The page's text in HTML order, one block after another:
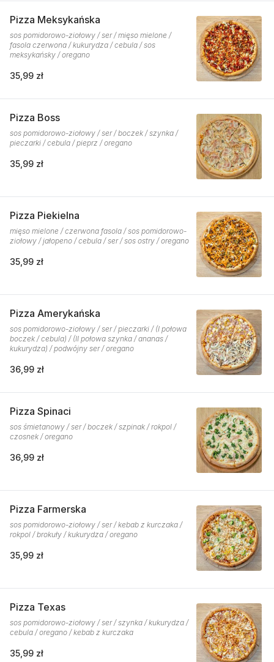
Pizza Meksykańska
sos pomidorowo-ziołowy / ser / mięso mielone /
fasola czerwona / kukurydza / cebula / sos
meksykańsky / oregano
35,99 zł
Pizza Boss
sos pomidorowo-ziołowy / ser / boczek / szynka /
pieczarki / cebula / pieprz / oregano
35,99 zł
Pizza Piekielna
mięso mielone / czerwona fasola / sos pomidorowo-
ziołowy / jałopeno / cebula / ser / sos ostry / oregano
35,99 zł
Pizza Amerykańska
sos pomidorowo-ziołowy / ser / pieczarki / (I połowa
boczek / cebula) / (II połowa szynka / ananas /
kukurydza) / podwójny ser / oregano
36,99 zł
Pizza Spinaci
sos śmietanowy / ser / boczek / szpinak / rokpol /
czosnek / oregano
36,99 zł
Pizza Farmerska
sos pomidorowo-ziołowy / ser / kebab z kurczaka /
rokpol / brokuły / kukurydza / oregano
35,99 zł
Pizza Texas
sos pomidorowo-ziołowy / ser / szynka / kukurydza /
cebula / oregano / kebab z kurczaka
35,99 zł